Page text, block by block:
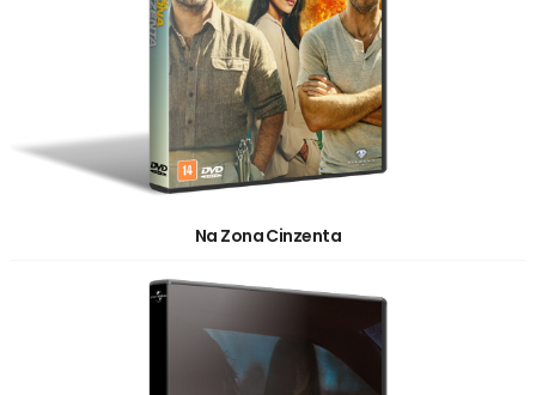
Na Zona Cinzenta